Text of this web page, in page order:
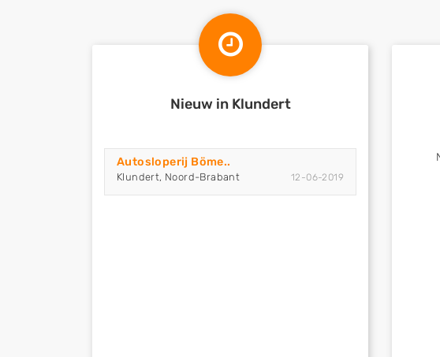
Nieuw in Klundert
Autosloperij Böme..
Klundert, Noord-Brabant 12-06-2019